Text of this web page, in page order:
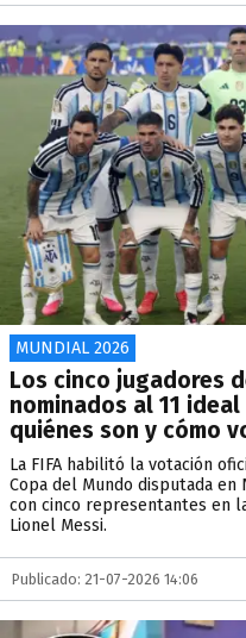
MUNDIAL 2026
Los cinco jugadores
nominados al 11
quiénes son y cómo
La FIFA habilitó la votación
Copa del Mundo disputada en
con cinco representantes en
Lionel Messi.
Publicado: 21-07-2026 14:06